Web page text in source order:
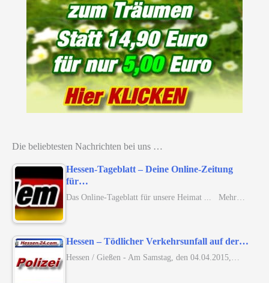
Die beliebtesten Nachrichten bei uns …
Hessen-Tageblatt – Deine Online-Zeitung
für…
Das Online-Tageblatt für unsere Heimat ... Mehr…
Hessen – Tödlicher Verkehrsunfall auf der…
Hessen / Gießen - Am Samstag, den 04.04.2015,…